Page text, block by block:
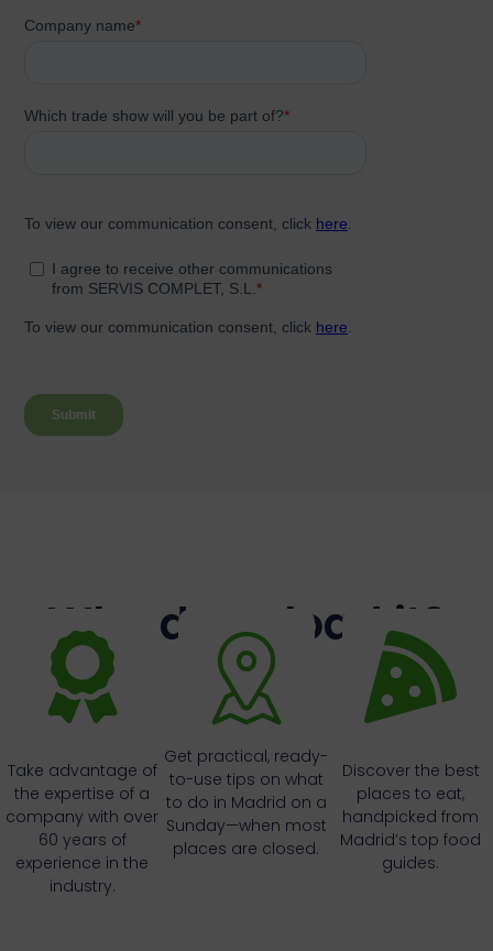
Why download it?
Take advantage of
the expertise of a
company with over
60 years of
experience in the
industry.
Get practical, ready-
to-use tips on what
to do in Madrid on a
Sunday—when most
places are closed.
Discover the best
places to eat,
handpicked from
Madrid’s top food
guides.